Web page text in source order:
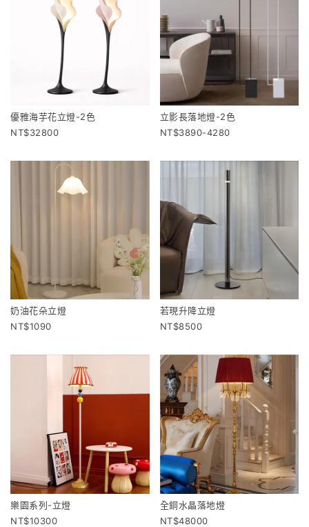
優雅海芋花立燈-2色
32800
立影長落地燈-2色
3890-4280
奶油花朵立燈
1090
若現升降立燈
8500
樂園系列-立燈
10300
全銅水晶落地燈
48000